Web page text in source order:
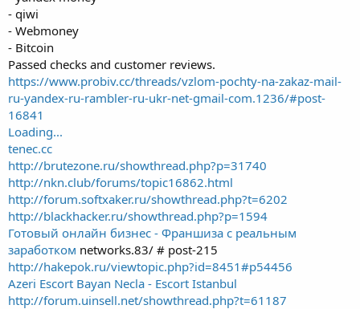
- qiwi
- Webmoney
- Bitcoin
Passed checks and customer reviews.
https://www.probiv.cc/threads/vzlom-pochty-na-zakaz-mail-
ru-yandex-ru-rambler-ru-ukr-net-gmail-com.1236/#post-
16841
Loading...
tenec.cc
http://brutezone.ru/showthread.php?p=31740
http://nkn.club/forums/topic16862.html
http://forum.softxaker.ru/showthread.php?t=6202
http://blackhacker.ru/showthread.php?p=1594
Готовый онлайн бизнес - Франшиза с реальным
заработком networks.83/ # post-215
http://hakepok.ru/viewtopic.php?id=8451#p54456
Azeri Escort Bayan Necla - Escort Istanbul
http://forum.uinsell.net/showthread.php?t=61187